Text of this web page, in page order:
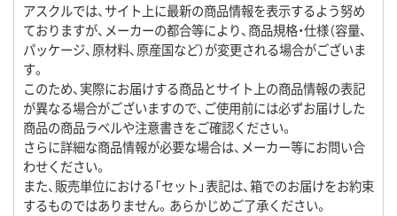
アスクルでは、サイト上に最新の商品情報を表示するよう努め
ておりますが、メーカーの都合等により、商品規格・仕様（容量、
パッケージ、原材料、原産国など）が変更される場合がございま
す。
このため、実際にお届けする商品とサイト上の商品情報の表記
が異なる場合がございますので、ご使用前には必ずお届けした
商品の商品ラベルや注意書きをご確認ください。
さらに詳細な商品情報が必要な場合は、メーカー等にお問い合
わせください。
また、販売単位における「セット」表記は、箱でのお届けをお約束
するものではありません。あらかじめご了承ください。